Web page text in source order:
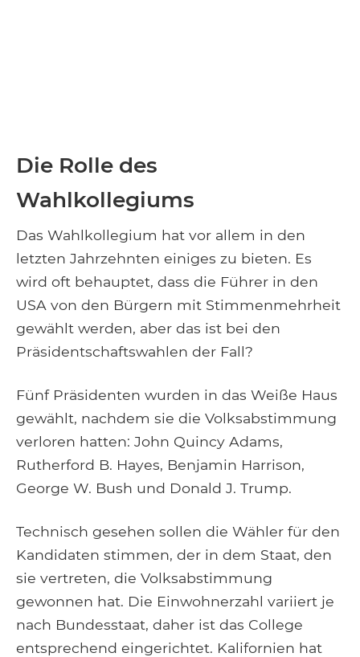
Die Rolle des
Wahlkollegiums
Das Wahlkollegium hat vor allem in den
letzten Jahrzehnten einiges zu bieten. Es
wird oft behauptet, dass die Führer in den
USA von den Bürgern mit Stimmenmehrheit
gewählt werden, aber das ist bei den
Präsidentschaftswahlen der Fall?
Fünf Präsidenten wurden in das Weiße Haus
gewählt, nachdem sie die Volksabstimmung
verloren hatten: John Quincy Adams,
Rutherford B. Hayes, Benjamin Harrison,
George W. Bush und Donald J. Trump.
Technisch gesehen sollen die Wähler für den
Kandidaten stimmen, der in dem Staat, den
sie vertreten, die Volksabstimmung
gewonnen hat. Die Einwohnerzahl variiert je
nach Bundesstaat, daher ist das College
entsprechend eingerichtet. Kalifornien hat